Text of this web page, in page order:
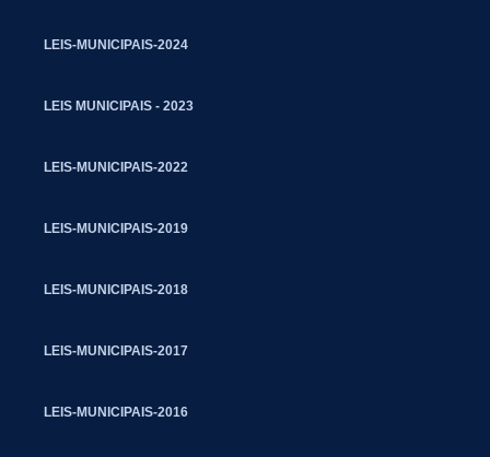
LEIS-MUNICIPAIS-2024
LEIS MUNICIPAIS - 2023
LEIS-MUNICIPAIS-2022
LEIS-MUNICIPAIS-2019
LEIS-MUNICIPAIS-2018
LEIS-MUNICIPAIS-2017
LEIS-MUNICIPAIS-2016